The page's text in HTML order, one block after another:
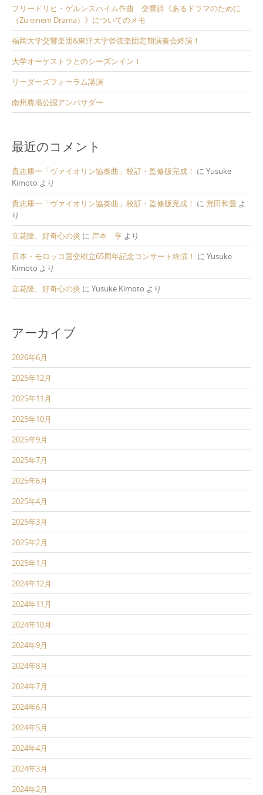
フリードリヒ・ゲルンスハイム作曲 交響詩《あるドラマのために
（Zu einem Drama）》についてのメモ
福岡大学交響楽団&東洋大学管弦楽団定期演奏会終演！
大学オーケストラとのシーズンイン！
リーダーズフォーラム講演
南州農場公認アンバサダー
最近のコメント
貴志康一「ヴァイオリン協奏曲」校訂・監修版完成！ に Yusuke
Kimoto より
貴志康一「ヴァイオリン協奏曲」校訂・監修版完成！ に 荒田和豊 よ
り
立花隆、好奇心の炎 に 岸本 亨 より
日本・モロッコ国交樹立65周年記念コンサート終演！ に Yusuke
Kimoto より
立花隆、好奇心の炎 に Yusuke Kimoto より
アーカイブ
2026年6月
2025年12月
2025年11月
2025年10月
2025年9月
2025年7月
2025年6月
2025年4月
2025年3月
2025年2月
2025年1月
2024年12月
2024年11月
2024年10月
2024年9月
2024年8月
2024年7月
2024年6月
2024年5月
2024年4月
2024年3月
2024年2月